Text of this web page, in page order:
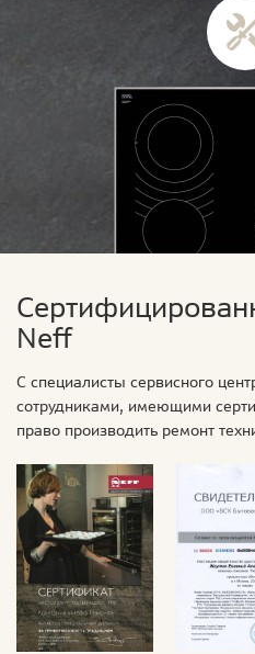
Neff
С специалисты сервисного
сотрудниками, имеющими
право производить ремонт